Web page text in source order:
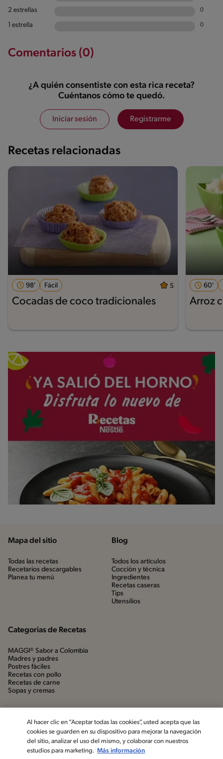
2 estrellas 0
1 estrella 0
Comentarios (0)
¿A quién consentiste con esta rica receta?
Cuéntanos cómo te quedó.
Iniciar sesión Registrarme
Recetas relacionadas
98' Fácil 5
Cocadas de coco tradicionales
60'
Arroz
Mapa del sitio
Todas las recetas
Recetarios descargables
Planea tu menú
Blog
Todos los artículos
Cocción y técnica
Ingredientes
Recetas caseras
Tips
Utensílios
Categorias de Recetas
MAGGI® Sabor a Colombia
Madres y padres
Postres fáciles
Recetas con pollo
Recetas de carne
Sopas y cremas
Al hacer clic en “Aceptar todas las cookies”, usted acepta que las
cookies se guarden en su dispositivo para mejorar la navegación
del sitio, analizar el uso del mismo, y colaborar con nuestros
estudios para marketing. Más información